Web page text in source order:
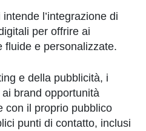
l’integrazione di
per offrire ai
fluide e personalizzate.
e della pubblicità, i
brand opportunità
con il proprio pubblico
punti di contatto, inclusi